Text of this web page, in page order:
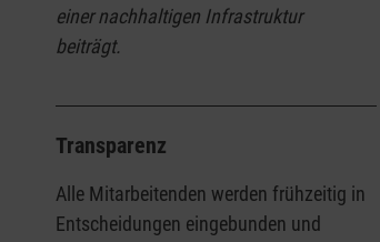
einer nachhaltigen Infrastruktur
beiträgt.
Transparenz
Alle Mitarbeitenden werden frühzeitig in
Entscheidungen eingebunden und